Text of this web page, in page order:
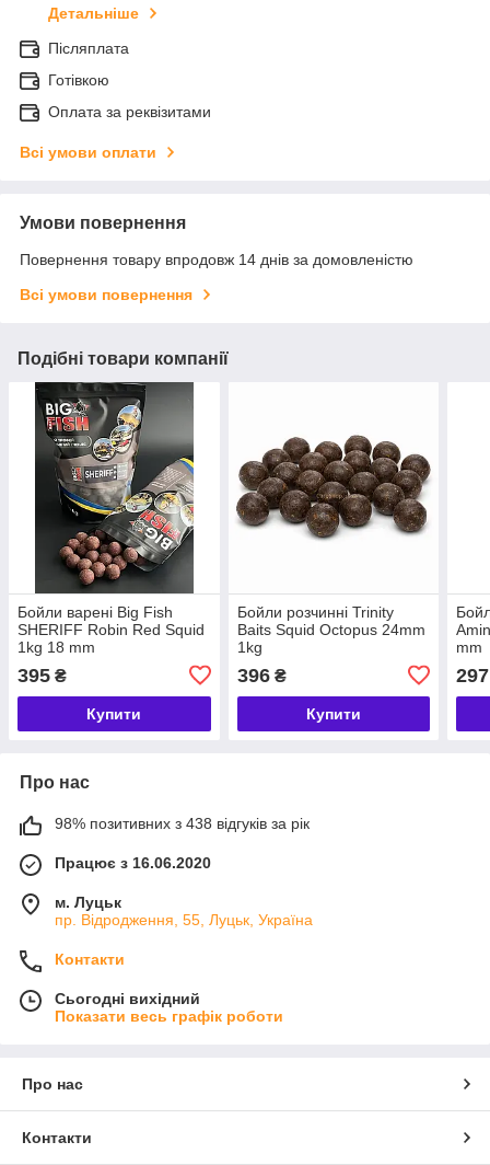
Детальніше
Післяплата
Готівкою
Оплата за реквізитами
Всі умови оплати
Умови повернення
Повернення товару впродовж 14 днів за домовленістю
Всі умови повернення
Подібні товари компанії
Бойли варені Big Fish
SHERIFF Robin Red Squid
1kg 18 mm
395 ₴
Купити
Бойли розчинні Trinity
Baits Squid Octopus 24mm
1kg
396₴
Купити
mm
297
Про нас
98% позитивних з 438 відгуків за рік
Працює з 16.06.2020
м. Луцьк
пр. Відродження, 55, Луцьк, Україна
Контакти
Сьогодні вихідний
Показати весь графік роботи
Про нас
Контакти